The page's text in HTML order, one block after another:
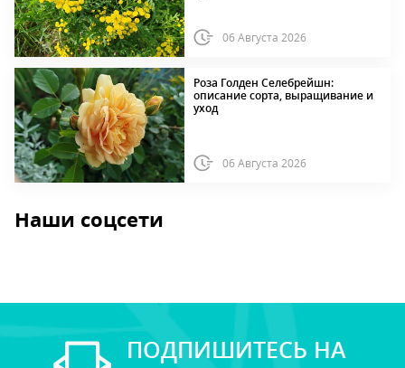
06 Августа 2026
Роза Голден Селебрейшн:
описание сорта, выращивание и
уход
06 Августа 2026
Наши соцсети
ПОДПИШИТЕСЬ НА